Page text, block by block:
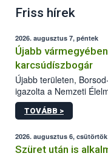
Friss hírek
2026. augusztus 7, péntek
Újabb
karcsúdíszbogár
Újabb területen,
igazolta a Nemzeti
kőrisrontó
kártevőt nem csak
az intenzív felderítést,
hatósággal is
TOVÁBB >
2026. augusztus 6, csütörtök
Szüret után is